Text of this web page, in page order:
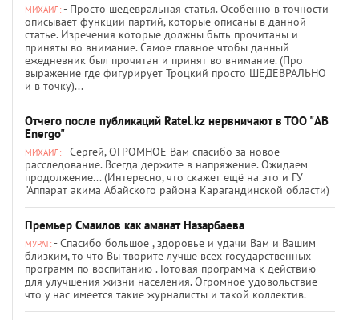
МИХАИЛ: - Просто шедевральная статья. Особенно в точности
описывает функции партий, которые описаны в данной
статье. Изречения которые должны быть прочитаны и
приняты во внимание. Самое главное чтобы данный
ежедневник был прочитан и принят во внимание. (Про
выражение где фигурирует Троцкий просто ШЕДЕВРАЛЬНО
и в точку)...
Отчего после публикаций Ratel.kz нервничают в ТОО "AB
Energo"
МИХАИЛ: - Сергей, ОГРОМНОЕ Вам спасибо за новое
расследование. Всегда держите в напряжение. Ожидаем
продолжение... (Интересно, что скажет ещё на это и ГУ
"Аппарат акима Абайского района Карагандинской области)
Премьер Смаилов как аманат Назарбаева
МУРАТ: - Спасибо большое , здоровье и удачи Вам и Вашим
близким, то что Вы творите лучше всех государственных
программ по воспитанию . Готовая программа к действию
для улучшения жизни населения. Огромное удовольствие
что у нас имеется такие журналисты и такой коллектив.